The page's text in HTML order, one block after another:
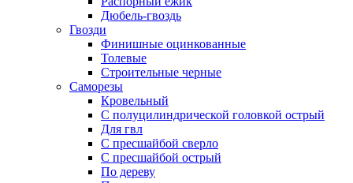
Дюбель-гвоздь
Гвозди
Финишные оцинкованные
Толевые
Строительные черные
Саморезы
Кровельный
С полуцилиндрической головкой острый
Для гвл
С пресшайбой сверло
С пресшайбой острый
По дереву